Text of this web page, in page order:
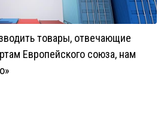
товары, отвечающие
Европейского союза, нам